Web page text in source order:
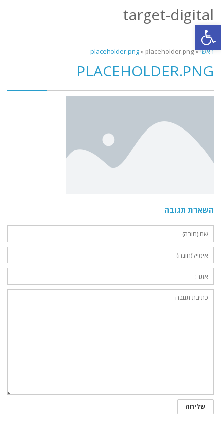
פתח סרגל נגישות
target-digital
ראשי»
placeholder.png» placeholder.png
PLACEHOLDER.PNG
השארת תגובה